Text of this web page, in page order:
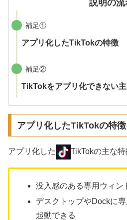
説明の流
補足①
アプリ化したTikTokの特徴
補足②
TikTokをアプリ化できない
アプリ化したTikTokの特徴
アプリ化した TikTokの主な特
没入感のある専用ウィン
デスクトップやDockに
起動できる